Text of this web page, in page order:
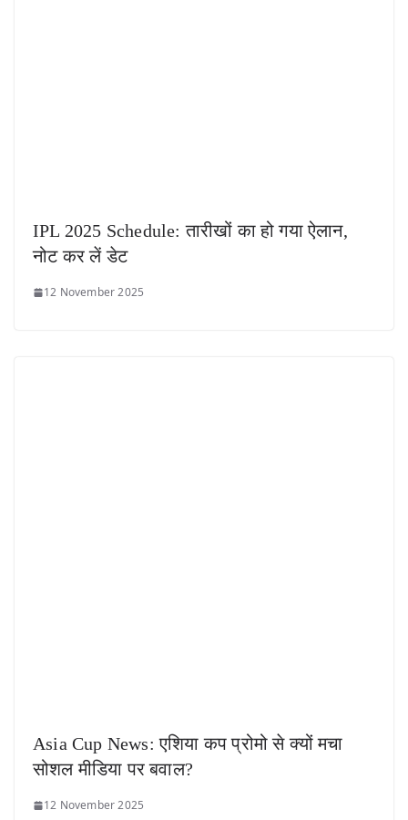
IPL 2025 Schedule: तारीखों का हो गया ऐलान,
नोट कर लें डेट
12 November 2025
Asia Cup News: एशिया कप प्रोमो से क्यों मचा
सोशल मीडिया पर बवाल?
12 November 2025